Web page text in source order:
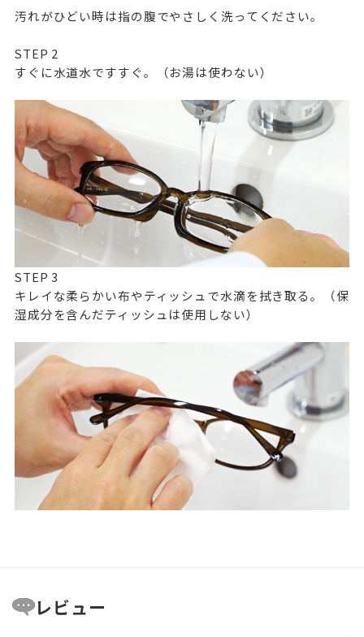
汚れがひどい時は指の腹でやさしく洗ってください。
STEP 2
すぐに水道水ですすぐ。（お湯は使わない）
STEP3
キレイな柔らかい布やティッシュで水滴を拭き取る。（保
湿成分を含んだティッシュは使用しない）
レビュー